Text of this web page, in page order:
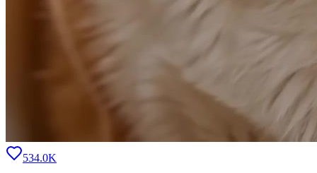
534.0K